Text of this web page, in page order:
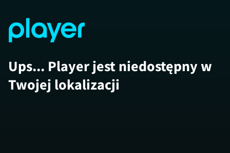
Ups... Player jest niedostępny w
Twojej lokalizacji